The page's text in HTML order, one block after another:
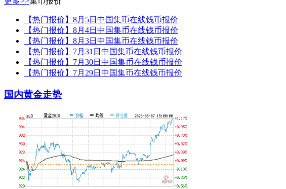
【热门报价】8月5日中国集币在线钱币报价
【热门报价】8月4日中国集币在线钱币报价
【热门报价】8月3日中国集币在线钱币报价
【热门报价】7月31日中国集币在线钱币报价
【热门报价】7月30日中国集币在线钱币报价
【热门报价】7月29日中国集币在线钱币报价
国内黄金走势